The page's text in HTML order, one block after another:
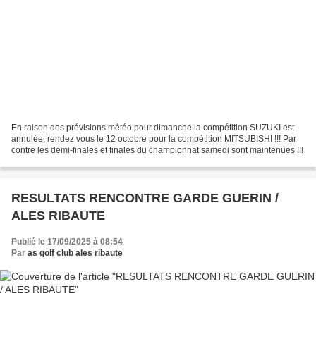
En raison des prévisions météo pour dimanche la compétition SUZUKI est
annulée, rendez vous le 12 octobre pour la compétition MITSUBISHI !!! Par
contre les demi-finales et finales du championnat samedi sont maintenues !!!
RESULTATS RENCONTRE GARDE GUERIN /
ALES RIBAUTE
Publié le 17/09/2025 à 08:54
Par as golf club ales ribaute